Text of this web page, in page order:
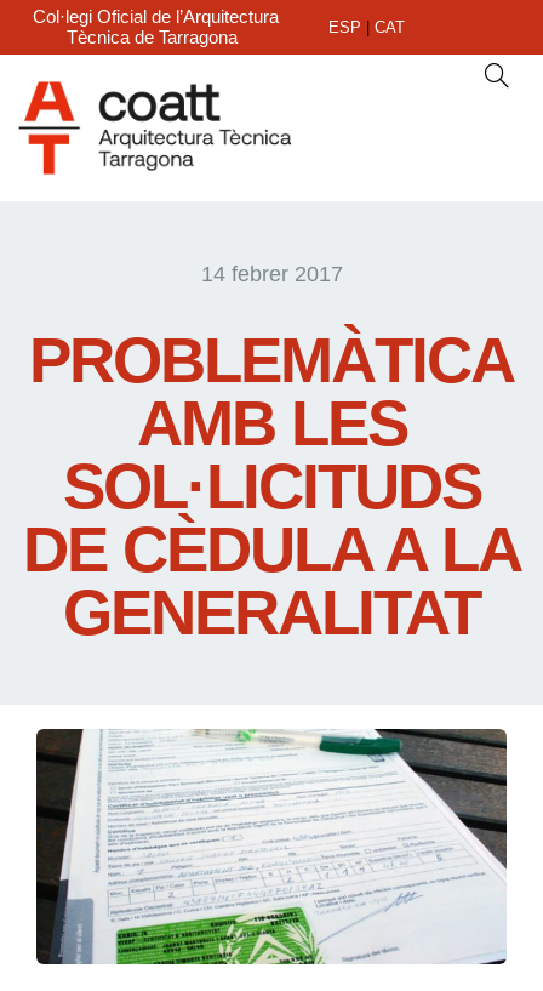
Col·legi Oficial de l’Arquitectura
Tècnica de Tarragona
ESP CAT
14 febrer 2017
PROBLEMÀTICA
AMB LES
SOL·LICITUDS
DE CÈDULA A LA
GENERALITAT